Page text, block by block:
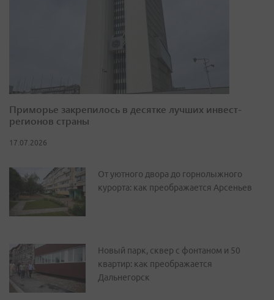
Приморье закрепилось в десятке лучших инвест-
регионов страны
17.07.2026
От уютного двора до горнолыжного
курорта: как преображается Арсеньев
Новый парк, сквер с фонтаном и 50
квартир: как преображается
Дальнегорск